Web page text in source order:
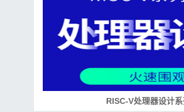
RISC-V处理器设计